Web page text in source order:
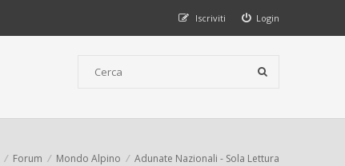
Login
Iscriviti
Forum Mondo Alpino Adunate Nazionali - Sola Lettura